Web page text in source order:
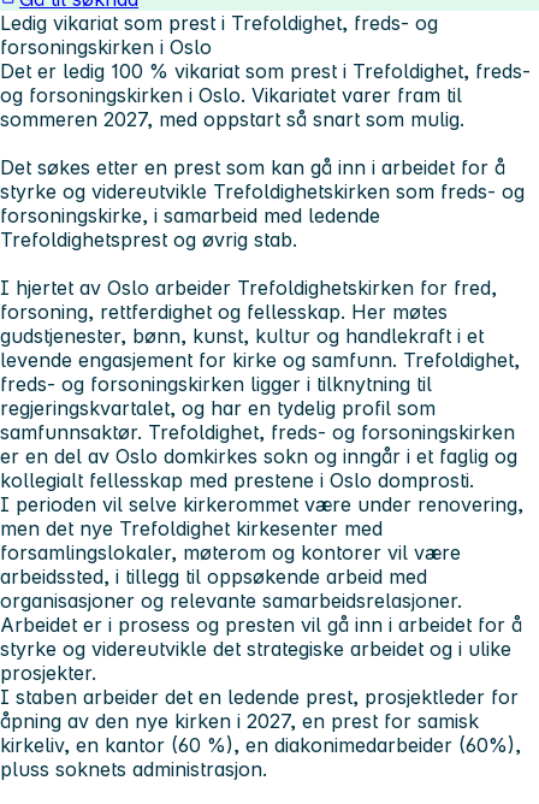
Ledig vikariat som prest i Trefoldighet, freds- og
forsoningskirken i Oslo
Det er ledig 100 % vikariat som prest i Trefoldighet, freds-
og forsoningskirken i Oslo. Vikariatet varer fram til
sommeren 2027, med oppstart så snart som mulig.
Det søkes etter en prest som kan gå inn i arbeidet for å
styrke og videreutvikle Trefoldighetskirken som freds- og
forsoningskirke, i samarbeid med ledende
Trefoldighetsprest og øvrig stab.
I hjertet av Oslo arbeider Trefoldighetskirken for fred,
forsoning, rettferdighet og fellesskap. Her møtes
gudstjenester, bønn, kunst, kultur og handlekraft i et
levende engasjement for kirke og samfunn. Trefoldighet,
freds- og forsoningskirken ligger i tilknytning til
regjeringskvartalet, og har en tydelig profil som
samfunnsaktør. Trefoldighet, freds- og forsoningskirken
er en del av Oslo domkirkes sokn og inngår i et faglig og
kollegialt fellesskap med prestene i Oslo domprosti.
I perioden vil selve kirkerommet være under renovering,
men det nye Trefoldighet kirkesenter med
forsamlingslokaler, møterom og kontorer vil være
arbeidssted, i tillegg til oppsøkende arbeid med
organisasjoner og relevante samarbeidsrelasjoner.
Arbeidet er i prosess og presten vil gå inn i arbeidet for å
styrke og videreutvikle det strategiske arbeidet og i ulike
prosjekter.
I staben arbeider det en ledende prest, prosjektleder for
åpning av den nye kirken i 2027, en prest for samisk
kirkeliv, en kantor (60 %), en diakonimedarbeider (60%),
pluss soknets administrasjon.